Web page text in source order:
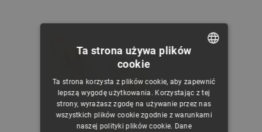
CZECH
ENGLISH
GERMAN
Ta strona używa plików
cookie
Ta strona korzysta z plików cookie, aby zapewnić
lepszą wygodę użytkowania. Korzystając z tej
strony, wyrażasz zgodę na używanie przez nas
wszystkich plików cookie zgodnie z warunkami
naszej polityki plików cookie. Dane